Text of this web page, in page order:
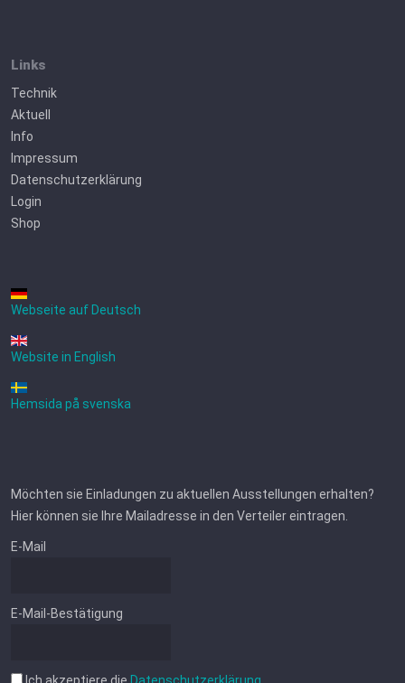
Links
Technik
Aktuell
Info
Impressum
Datenschutzerklärung
Login
Shop
Webseite auf Deutsch
Website in English
Hemsida på svenska
Möchten sie Einladungen zu aktuellen Ausstellungen erhalten?
Hier können sie Ihre Mailadresse in den Verteiler eintragen.
E-Mail
E-Mail-Bestätigung